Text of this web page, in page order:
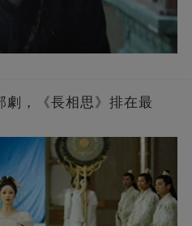
劇，《長相思》排在最